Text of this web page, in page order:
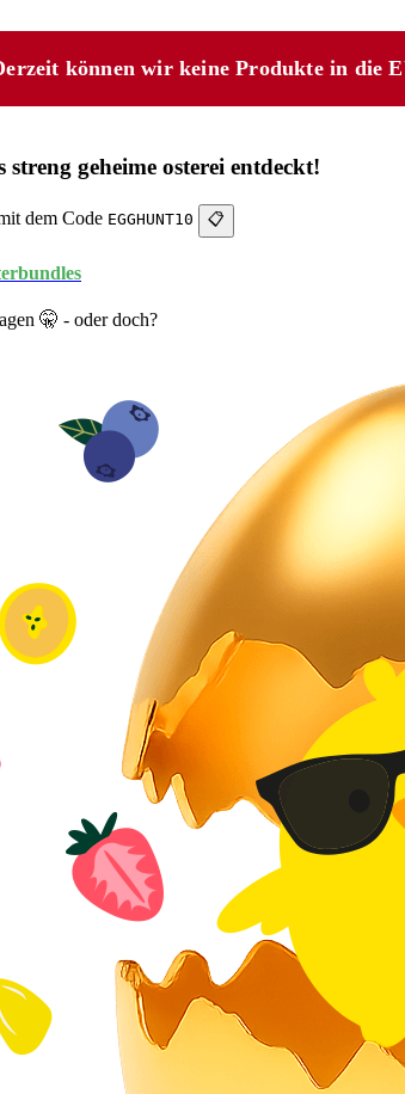
können wir keine Produkte in die
streng geheime osterei entdeckt!
dem Code EGGHUNT10 📋
🤫 - oder doch?